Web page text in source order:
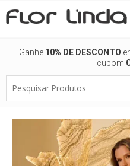
para
Ganhe 10% DE DESCONTO
cupom
Produtos